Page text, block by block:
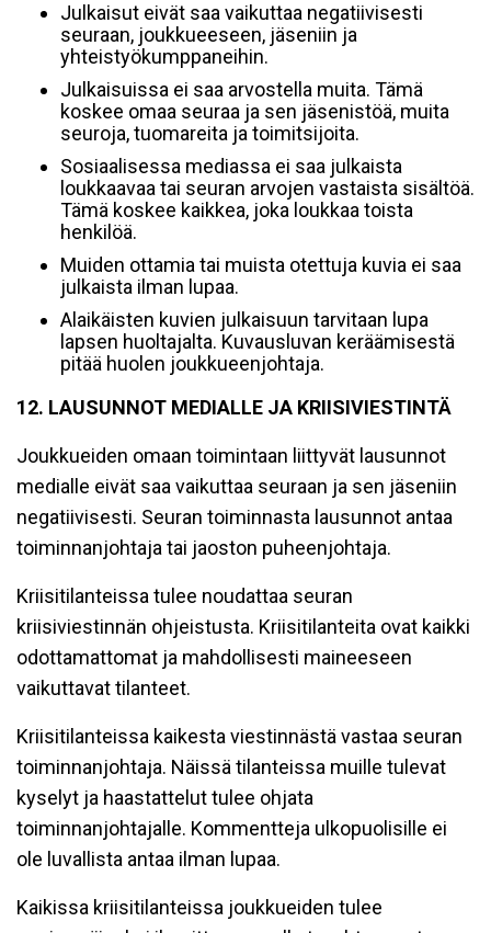
Julkaisut eivät saa vaikuttaa negatiivisesti
seuraan, joukkueeseen, jäseniin ja
yhteistyökumppaneihin.
Julkaisuissa ei saa arvostella muita. Tämä
koskee omaa seuraa ja sen jäsenistöä, muita
seuroja, tuomareita ja toimitsijoita.
Sosiaalisessa mediassa ei saa julkaista
loukkaavaa tai seuran arvojen vastaista sisältöä.
Tämä koskee kaikkea, joka loukkaa toista
henkilöä.
Muiden ottamia tai muista otettuja kuvia ei saa
julkaista ilman lupaa.
Alaikäisten kuvien julkaisuun tarvitaan lupa
lapsen huoltajalta. Kuvausluvan keräämisestä
pitää huolen joukkueenjohtaja.
12. LAUSUNNOT MEDIALLE JA KRIISIVIESTINTÄ
Joukkueiden omaan toimintaan liittyvät lausunnot
medialle eivät saa vaikuttaa seuraan ja sen jäseniin
negatiivisesti. Seuran toiminnasta lausunnot antaa
toiminnanjohtaja tai jaoston puheenjohtaja.
Kriisitilanteissa tulee noudattaa seuran
kriisiviestinnän ohjeistusta. Kriisitilanteita ovat kaikki
odottamattomat ja mahdollisesti maineeseen
vaikuttavat tilanteet.
Kriisitilanteissa kaikesta viestinnästä vastaa seuran
toiminnanjohtaja. Näissä tilanteissa muille tulevat
kyselyt ja haastattelut tulee ohjata
toiminnanjohtajalle. Kommentteja ulkopuolisille ei
ole luvallista antaa ilman lupaa.
Kaikissa kriisitilanteissa joukkueiden tulee